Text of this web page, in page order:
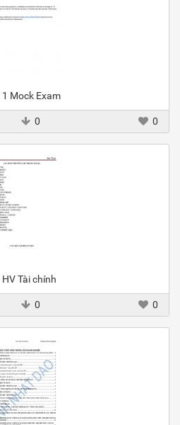
1 Mock Exam
0 0
Tài chính
0 0